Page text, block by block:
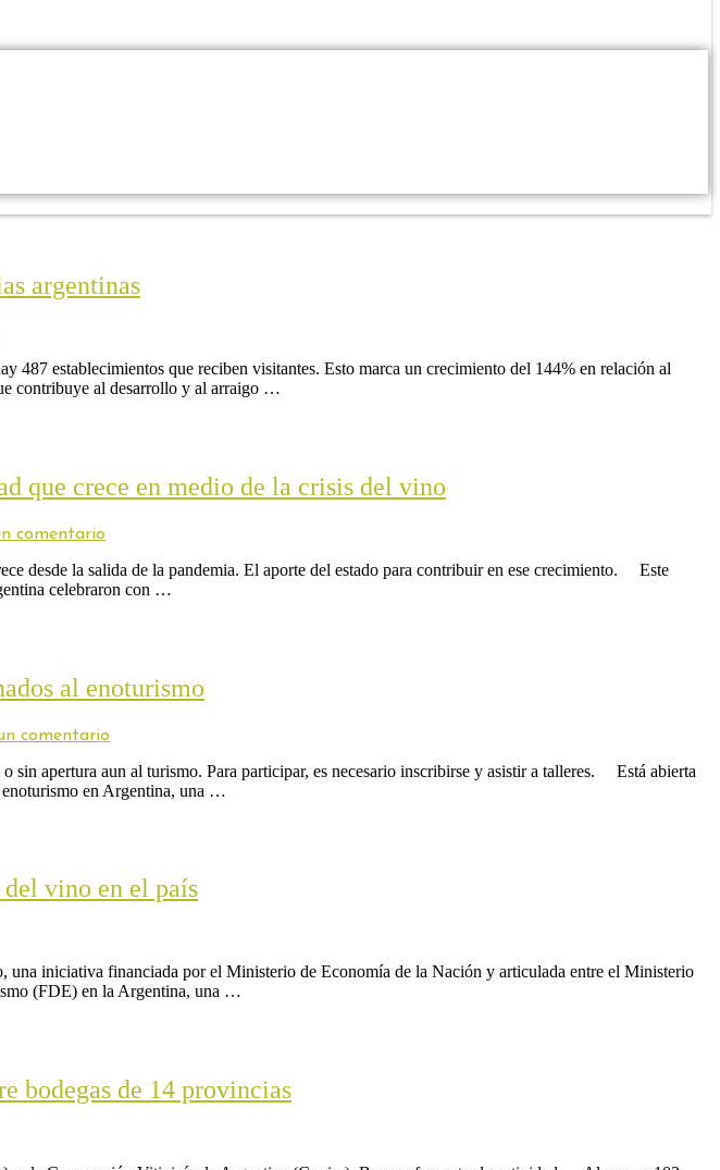
argentinas
establecimientos que reciben visitantes. Esto marca un crecimiento del 144% en relación al
contribuye al desarrollo y al arraigo …
que crece en medio de la crisis del vino
comentarioen
crecimiento
del
enoturismo
incentivo
para
actividad
crece
en
vino
desde la salida de la pandemia. El aporte del estado para contribuir en ese crecimiento. Este
celebraron con …
al enoturismo
comentarioen
se
abrió
la
No
Reembolsables
sin apertura aun al turismo. Para participar, es necesario inscribirse y asistir a talleres. Está abierta
enoturismo en Argentina, una …
vino en el país
una iniciativa financiada por el Ministerio de Economía de la Nación y articulada entre el Ministerio
(FDE) en la Argentina, una …
bodegas de 14 provincias